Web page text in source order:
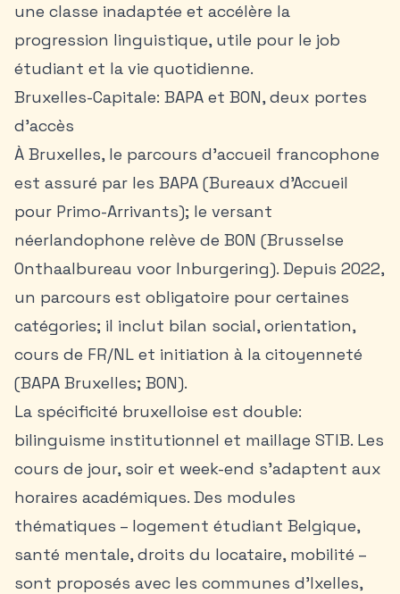
une classe inadaptée et accélère la
progression linguistique, utile pour le job
étudiant et la vie quotidienne.
Bruxelles-Capitale: BAPA et BON, deux portes
d’accès
À Bruxelles, le parcours d’accueil francophone
est assuré par les BAPA (Bureaux d’Accueil
pour Primo-Arrivants); le versant
néerlandophone relève de BON (Brusselse
Onthaalbureau voor Inburgering). Depuis 2022,
un parcours est obligatoire pour certaines
catégories; il inclut bilan social, orientation,
cours de FR/NL et initiation à la citoyenneté
(BAPA Bruxelles; BON).
La spécificité bruxelloise est double:
bilinguisme institutionnel et maillage STIB. Les
cours de jour, soir et week-end s’adaptent aux
horaires académiques. Des modules
thématiques – logement étudiant Belgique,
santé mentale, droits du locataire, mobilité –
sont proposés avec les communes d’Ixelles,